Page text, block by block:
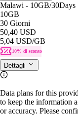
Malawi - 10GB/30Days
10GB
30 Giorni
50,40 USD
5,04 USD/GB
10% di sconto
Dettagli
Data plans for this
to keep the information
or accuracy. Please